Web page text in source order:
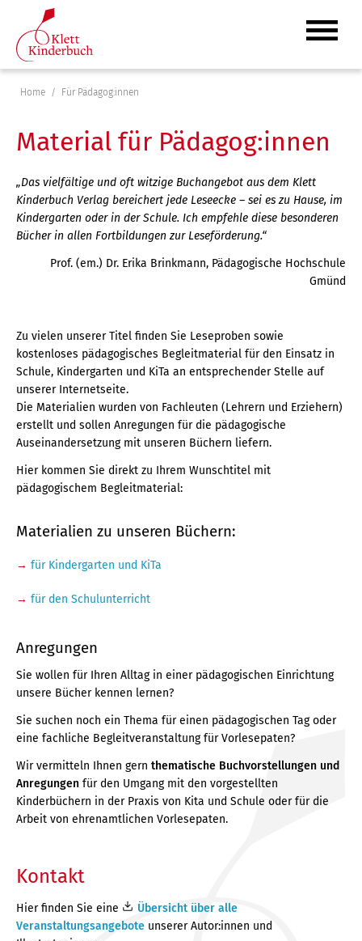
Home Für Pädagog:innen
Material für Pädagog:innen
„Das vielfältige und oft witzige Buchangebot aus dem Klett
Kinderbuch Verlag bereichert jede Leseecke – sei es zu Hause, im
Kindergarten oder in der Schule. Ich empfehle diese besonderen
Bücher in allen Fortbildungen zur Leseförderung.“
Prof. (em.) Dr. Erika Brinkmann, Pädagogische Hochschule
Gmünd
Zu vielen unserer Titel finden Sie Leseproben sowie
kostenloses pädagogisches Begleitmaterial für den Einsatz in
Schule, Kindergarten und KiTa an entsprechender Stelle auf
unserer Internetseite.
Die Materialien wurden von Fachleuten (Lehrern und Erziehern)
erstellt und sollen Anregungen für die pädagogische
Auseinandersetzung mit unseren Büchern liefern.
Hier kommen Sie direkt zu Ihrem Wunschtitel mit
pädagogischem Begleitmaterial:
Materialien zu unseren Büchern:
für Kindergarten und KiTa
für den Schulunterricht
Anregungen
Sie wollen für Ihren Alltag in einer pädagogischen Einrichtung
unsere Bücher kennen lernen?
Sie suchen noch ein Thema für einen pädagogischen Tag oder
eine fachliche Begleitveranstaltung für Vorlesepaten?
Wir vermitteln Ihnen gern thematische Buchvorstellungen und
Anregungen für den Umgang mit den vorgestellten
Kinderbüchern in der Praxis von Kita und Schule oder für die
Arbeit von ehrenamtlichen Vorlesepaten.
Kontakt
Hier finden Sie eine
Übersicht über alle
Veranstaltungsangebote unserer Autor:innen und